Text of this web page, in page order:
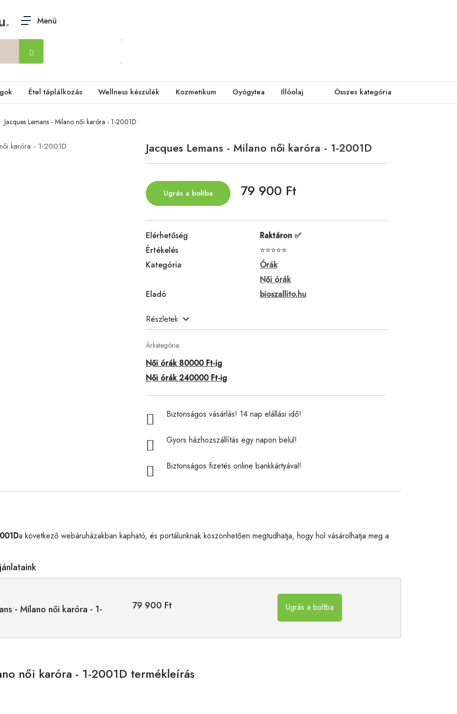
. Menü
Étel táplálkozás Wellness készülék Kozmetikum Gyógytea Illóolaj Összes kategória
Jacques Lemans - Milano női karóra - 1-2001D
Jacques Lemans - Milano női karóra - 1-2001D
Ugrás a boltba 79 900 Ft
Elérhetőség
Raktáron ✅
Értékelés
⭐⭐⭐⭐⭐
Kategória
Órák
Női órák
Eladó
bioszallito.hu
Részletek
Árkategória:
Női órák 80000 Ft-ig
Női órák 240000 Ft-ig
Biztonságos vásárlás! 14 nap elállási idő!
Gyors házhozszállítás egy napon belül!
Biztonságos fizetés online bankkártyával!
a következő webáruházakban kapható, és portálunknak köszönhetően megtudhatja, hogy hol vásárolhatja meg a
- Milano női karóra - 1-
79 900 Ft Ugrás a boltba
női karóra - 1-2001D termékleírás